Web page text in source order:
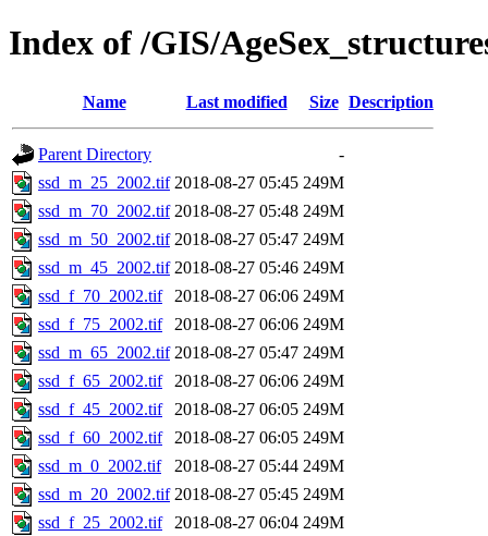
Index of /GIS/
Name Last modified Size Description
Parent Directory
-
ssd_m_25_2002.tif 2018-08-27 05:45 249M
ssd_m_70_2002.tif 2018-08-27 05:48 249M
ssd_m_50_2002.tif 2018-08-27 05:47 249M
ssd_m_45_2002.tif 2018-08-27 05:46 249M
ssd_f_70_2002.tif
2018-08-27 06:06 249M
ssd_f_75_2002.tif
2018-08-27 06:06 249M
ssd_m_65_2002.tif 2018-08-27 05:47 249M
ssd_f_65_2002.tif
2018-08-27 06:06 249M
ssd_f_45_2002.tif
2018-08-27 06:05 249M
ssd_f_60_2002.tif
2018-08-27 06:05 249M
ssd_m_0_2002.tif
2018-08-27 05:44 249M
ssd_m_20_2002.tif 2018-08-27 05:45 249M
ssd_f_25_2002.tif
2018-08-27 06:04 249M